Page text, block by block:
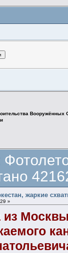
Вооружённых
жаркие
»
из